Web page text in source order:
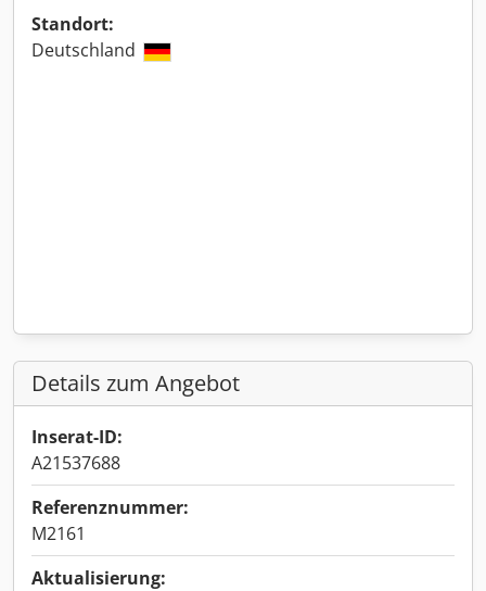
Standort:
Deutschland
Details zum Angebot
Inserat-ID:
A21537688
Referenznummer:
M2161
Aktualisierung: